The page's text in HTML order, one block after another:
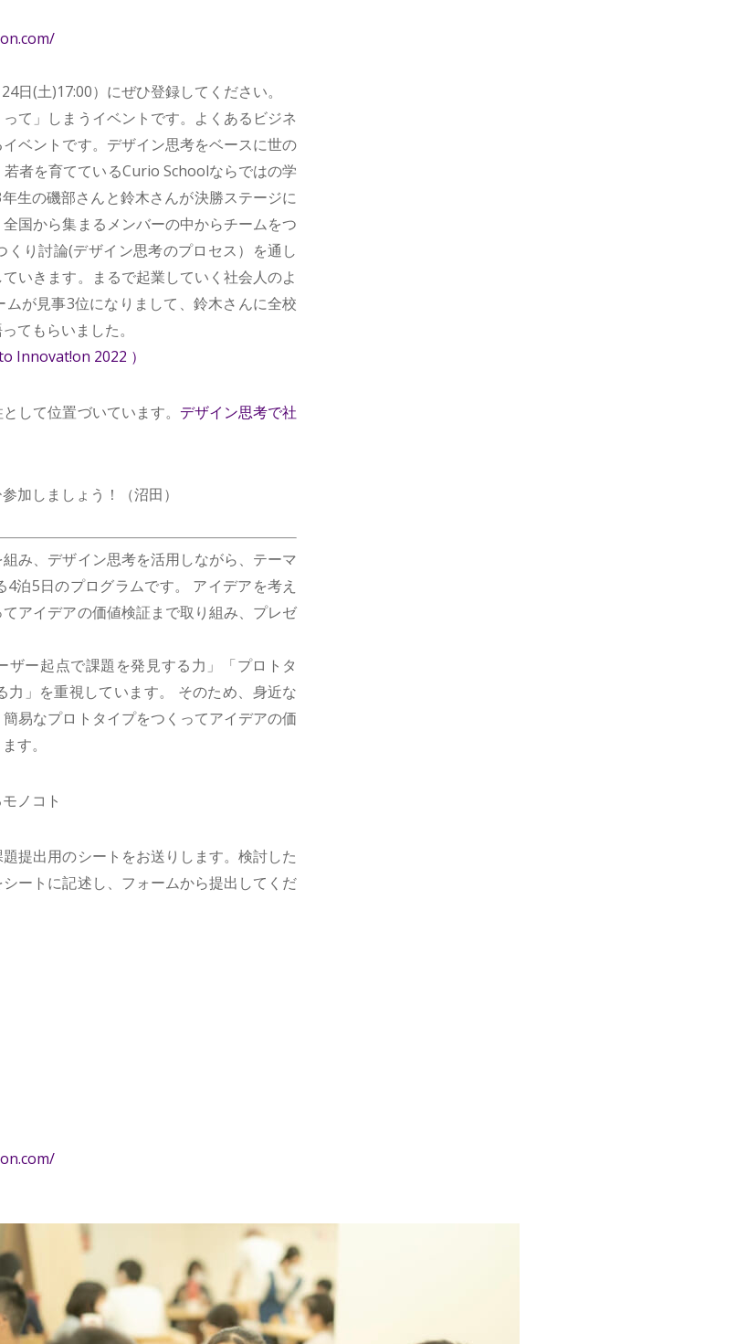
日(土)17:00）にぜひ登録してください。
て」しまうイベントです。よくあるビジネ
ベントです。デザイン思考をベースに世の
者を育てているCurio Schoolならではの学
生の磯部さんと鈴木さんが決勝ステージに
国から集まるメンバーの中からチームをつ
り討論(デザイン思考のプロセス）を通し
いきます。まるで起業していく社会人のよ
が見事3位になりまして、鈴木さんに全校
てもらいました。
Innovat!on 2022 ）
して位置づいています。 デザイン思考で社
加しましょう！（沼田）
み、デザイン思考を活用しながら、テーマ
泊5日のプログラムです。 アイデアを考え
アイデアの価値検証まで取り組み、プレゼ
ー起点で課題を発見する力」「プロトタ
」を重視しています。 そのため、身近な
易なプロトタイプをつくってアイデアの価
す。
ノコト
提出用のシートをお送りします。検討した
ートに記述し、フォームから提出してくだ